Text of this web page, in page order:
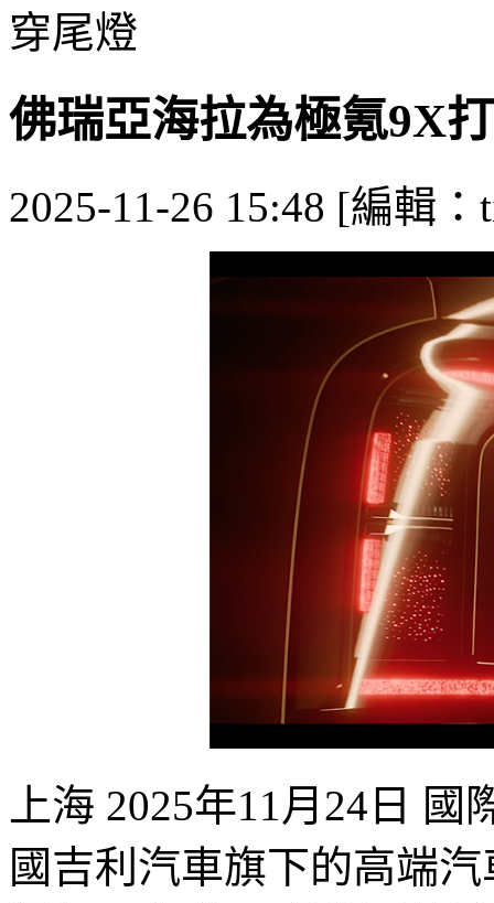
穿尾燈
佛瑞亞海拉為極氪9X
2025-11-26 15:48 [編輯：
上海 2025年11月24日
國吉利汽車旗下的高端